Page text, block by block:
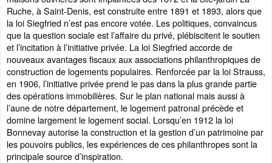
Ruche, à Saint-Denis, est construite entre 1891 et 1893, alors que
la loi Siegfried n’est pas encore votée. Les politiques, convaincus
que la question sociale est l’affaire du privé, plébiscitent le soutien
et l’incitation à l’initiative privée. La loi Siegfried accorde de
nouveaux avantages fiscaux aux associations philanthropiques de
construction de logements populaires. Renforcée par la loi Strauss,
en 1906, l’initiative privée prend le pas dans la plus grande partie
des opérations immobilières. Sur le plan national mais aussi à
l’aune de notre département, le logement patronal précède et
domine largement le logement social. Lorsqu’en 1912 la loi
Bonnevay autorise la construction et la gestion d’un patrimoine par
les pouvoirs publics, les expériences de ces philanthropes sont la
principale source d’inspiration.